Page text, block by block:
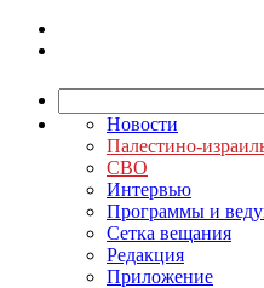
Новости
Палестино-
СВО
Интервью
Программы и
Сетка вещания
Редакция
Приложение